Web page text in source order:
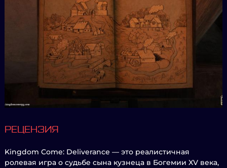
РЕЦЕНЗИЯ
Kingdom Come: Deliverance — это реалистичная
ролевая игра о судьбе сына кузнеца в Богемии XV века,